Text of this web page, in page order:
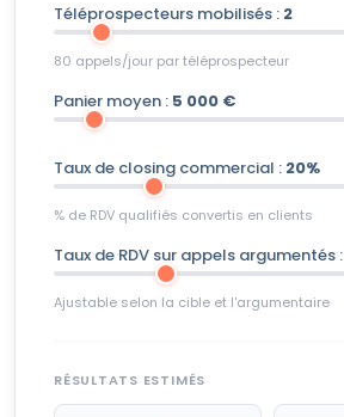
Téléprospecteurs mobilisés : 2
80 appels/jour par téléprospecteur
Panier moyen : 5 000 €
Taux de closing commercial : 20%
% de RDV qualifiés convertis en clients
Taux de RDV sur appels argumentés :
Ajustable selon la cible et l'argumentaire
RÉSULTATS ESTIMÉS